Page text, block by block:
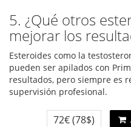
5. ¿Qué otros
mejorar los
Esteroides como la
pueden ser apilados con
resultados, pero siempre es
supervisión profesional.
72€(78$)